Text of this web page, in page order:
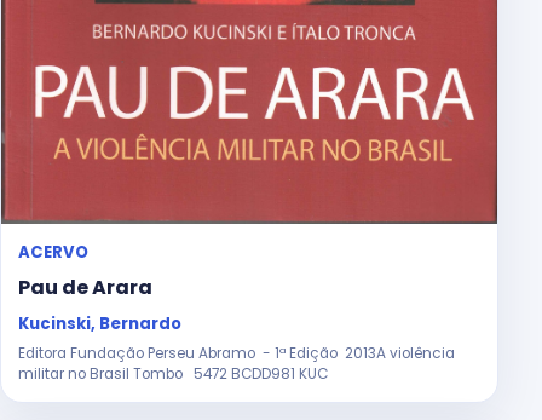
ACERVO
Pau de Arara
Kucinski, Bernardo
Editora Fundação Perseu Abramo - 1ª Edição 2013A violência
militar no Brasil Tombo 5472 BCDD981 KUC